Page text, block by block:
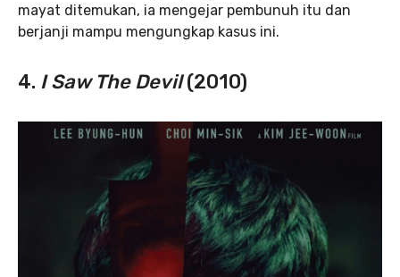
mayat ditemukan, ia mengejar pembunuh itu dan
berjanji mampu mengungkap kasus ini.
4. I Saw The Devil(2010)